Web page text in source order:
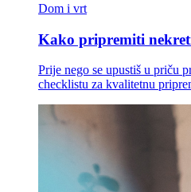
Dom i vrt
Kako pripremiti
Prije nego se upustiš u priču
checklistu za kvalitetnu